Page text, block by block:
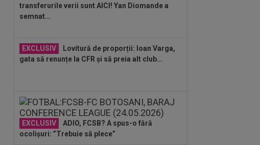
12:27
Surpriză uriașă! Unde s-a
transferat Enes Sali
transferurile verii sunt AICI! Yan Diomande a
semnat...
EXCLUSIV
Lovitură de proporții: Ioan Varga,
gata să renunțe la CFR și să preia alt club...
EXCLUSIV
ADIO, FCSB? A spus-o fără
ocolișuri: ”Trebuie să plece”